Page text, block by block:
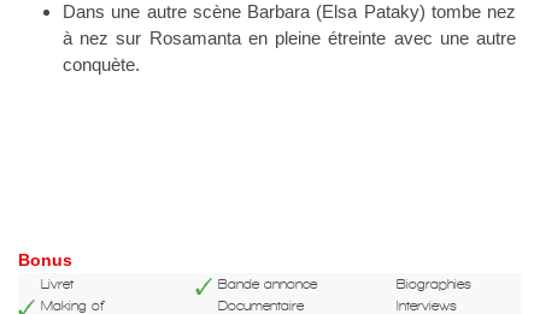
Dans une autre scène Barbara (Elsa Pataky) tombe nez
à nez sur Rosamanta en pleine étreinte avec une autre
conquète.
Bonus
Livret Bande annonce
Biographies
Making of
Documentaire Interviews